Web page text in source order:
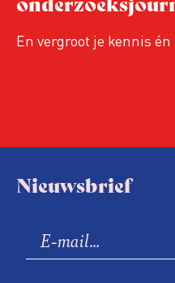
En vergroot je kennis
Nieuwsbrief